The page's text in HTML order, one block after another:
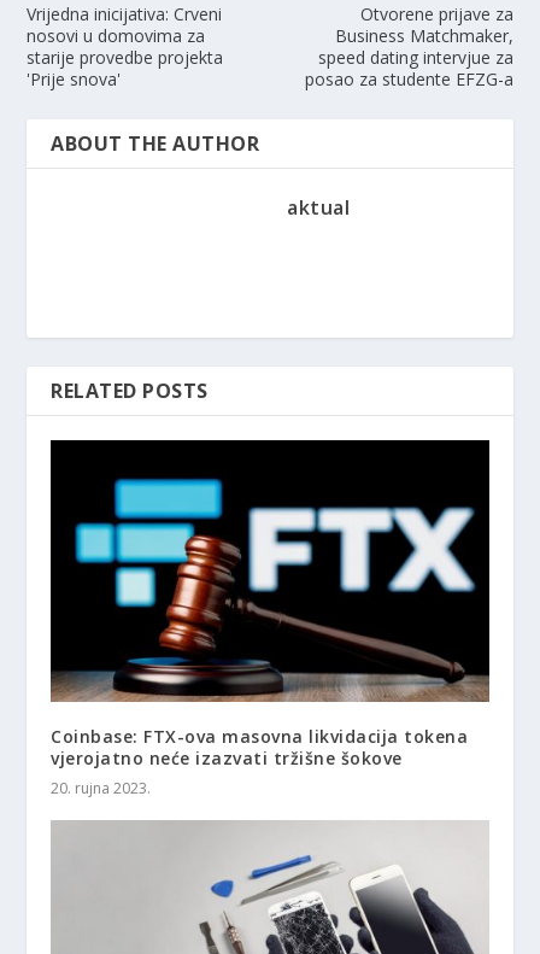
Vrijedna inicijativa: Crveni
nosovi u domovima za
starije provedbe projekta
'Prije snova'
Otvorene prijave za
Business Matchmaker,
speed dating intervjue za
posao za studente EFZG-a
ABOUT THE AUTHOR
aktual
RELATED POSTS
Coinbase: FTX-ova masovna likvidacija tokena
vjerojatno neće izazvati tržišne šokove
20. rujna 2023.